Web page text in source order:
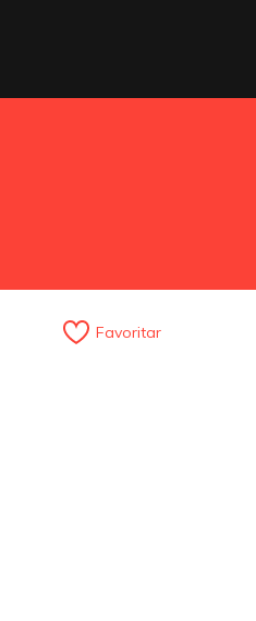
Favoritar